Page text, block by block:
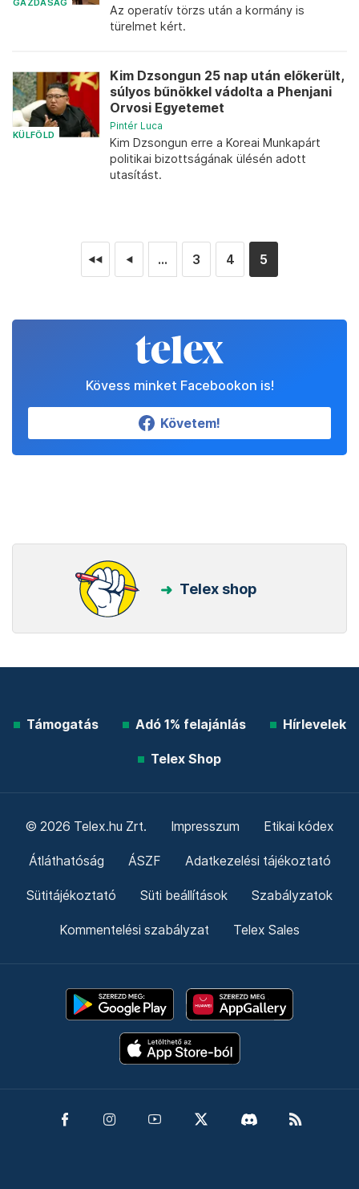
GAZDASÁG
Az operatív törzs után a kormány is
türelmet kért.
KÜLFÖLD
Kim Dzsongun 25 nap után előkerült,
súlyos bűnökkel vádolta a Phenjani
Orvosi Egyetemet
Pintér Luca
Kim Dzsongun erre a Koreai Munkapárt
politikai bizottságának ülésén adott
utasítást.
◄◄ ◄ ... 3 4 5
Kövess minket Facebookon is!
Követem!
Telex shop
Támogatás Adó 1% felajánlás Hírlevelek
Telex Shop
© 2026 Telex.hu Zrt. Impresszum Etikai kódex
Átláthatóság ÁSZF Adatkezelési tájékoztató
Sütitájékoztató Süti beállítások Szabályzatok
Kommentelési szabályzat Telex Sales